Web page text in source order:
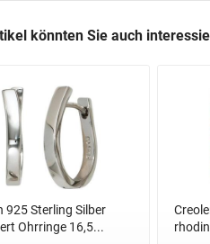
könnten Sie auch
925 Sterling Silber
Ohrringe 16,5...